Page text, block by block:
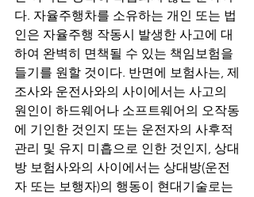
다. 자율주행차를 소유하는 개인 또는 법
인은 자율주행 작동시 발생한 사고에 대
하여 완벽히 면책될 수 있는 책임보험을
들기를 원할 것이다. 반면에 보험사는, 제
조사와 운전사와의 사이에서는 사고의
원인이 하드웨어나 소프트웨어의 오작동
에 기인한 것인지 또는 운전자의 사후적
관리 및 유지 미흡으로 인한 것인지, 상대
방 보험사와의 사이에서는 상대방(운전
자 또는 보행자)의 행동이 현대기술로는